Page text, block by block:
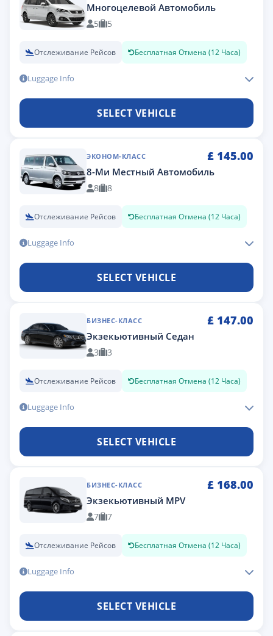
Многоцелевой Автомобиль
5 5
Отслеживание Рейсов Бесплатная Отмена (12 Часа)
Luggage Info
SELECT VEHICLE
ЭКОНОМ-КЛАСС £ 145.00
8-Ми Местный Автомобиль
8 8
Отслеживание Рейсов Бесплатная Отмена (12 Часа)
Luggage Info
SELECT VEHICLE
БИЗНЕС-КЛАСС £ 147.00
Экзекьютивный Седан
3 3
Отслеживание Рейсов Бесплатная Отмена (12 Часа)
Luggage Info
SELECT VEHICLE
БИЗНЕС-КЛАСС £ 168.00
Экзекьютивный MPV
7 7
Отслеживание Рейсов Бесплатная Отмена (12 Часа)
Luggage Info
SELECT VEHICLE